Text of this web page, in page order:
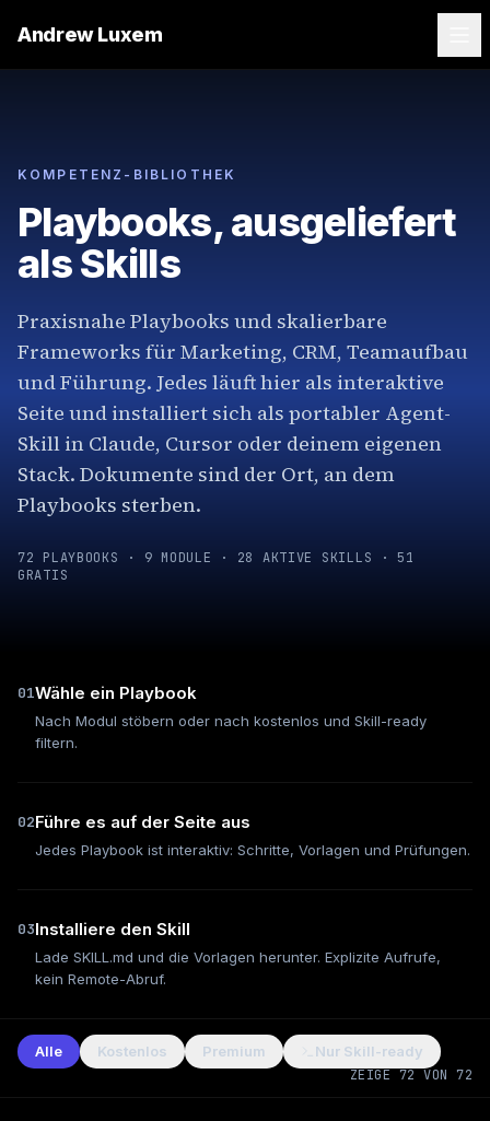
Andrew Luxem
KOMPETENZ-BIBLIOTHEK
Playbooks, ausgeliefert
als Skills
Praxisnahe Playbooks und skalierbare
Frameworks für Marketing, CRM, Teamaufbau
und Führung. Jedes läuft hier als interaktive
Seite und installiert sich als portabler Agent-
Skill in Claude, Cursor oder deinem eigenen
Stack. Dokumente sind der Ort, an dem
Playbooks sterben.
72 PLAYBOOKS · 9 MODULE · 28 AKTIVE SKILLS · 51
GRATIS
01Wähle ein Playbook
Nach Modul stöbern oder nach kostenlos und Skill-ready
filtern.
02Führe es auf der Seite aus
Jedes Playbook ist interaktiv: Schritte, Vorlagen und Prüfungen.
03Installiere den Skill
Lade SKILL.md und die Vorlagen herunter. Explizite Aufrufe,
kein Remote-Abruf.
Alle Kostenlos Premium
Nur Skill-ready
ZEIGE 72 VON 72